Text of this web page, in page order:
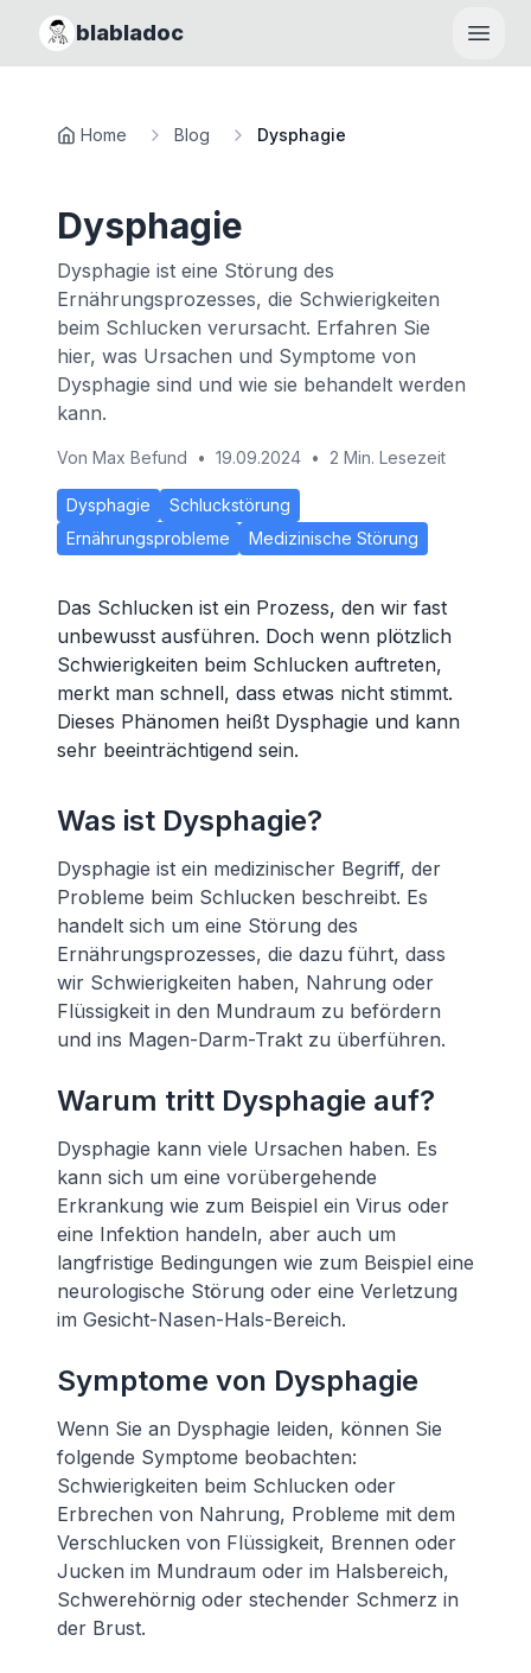
blabladoc
Home Blog Dysphagie
Dysphagie
Dysphagie ist eine Störung des
Ernährungsprozesses, die Schwierigkeiten
beim Schlucken verursacht. Erfahren Sie
hier, was Ursachen und Symptome von
Dysphagie sind und wie sie behandelt werden
kann.
Von Max Befund • 19.09.2024 • 2 Min. Lesezeit
Dysphagie
Schluckstörung
Ernährungsprobleme
Medizinische Störung
Das Schlucken ist ein Prozess, den wir fast
unbewusst ausführen. Doch wenn plötzlich
Schwierigkeiten beim Schlucken auftreten,
merkt man schnell, dass etwas nicht stimmt.
Dieses Phänomen heißt Dysphagie und kann
sehr beeinträchtigend sein.
Was ist Dysphagie?
Dysphagie ist ein medizinischer Begriff, der
Probleme beim Schlucken beschreibt. Es
handelt sich um eine Störung des
Ernährungsprozesses, die dazu führt, dass
wir Schwierigkeiten haben, Nahrung oder
Flüssigkeit in den Mundraum zu befördern
und ins Magen-Darm-Trakt zu überführen.
Warum tritt Dysphagie auf?
Dysphagie kann viele Ursachen haben. Es
kann sich um eine vorübergehende
Erkrankung wie zum Beispiel ein Virus oder
eine Infektion handeln, aber auch um
langfristige Bedingungen wie zum Beispiel eine
neurologische Störung oder eine Verletzung
im Gesicht-Nasen-Hals-Bereich.
Symptome von Dysphagie
Wenn Sie an Dysphagie leiden, können Sie
folgende Symptome beobachten:
Schwierigkeiten beim Schlucken oder
Erbrechen von Nahrung, Probleme mit dem
Verschlucken von Flüssigkeit, Brennen oder
Jucken im Mundraum oder im Halsbereich,
Schwerehörnig oder stechender Schmerz in
der Brust.